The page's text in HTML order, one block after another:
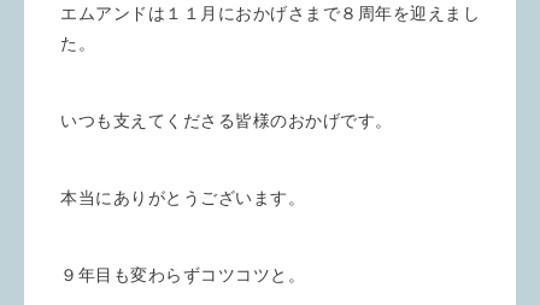
エムアンドは１１月におかげさまで８周年を迎えまし
た。
いつも支えてくださる皆様のおかげです。
本当にありがとうございます。
９年目も変わらずコツコツと。